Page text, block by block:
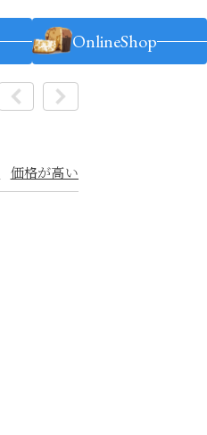
OnlineShop
価格が高い